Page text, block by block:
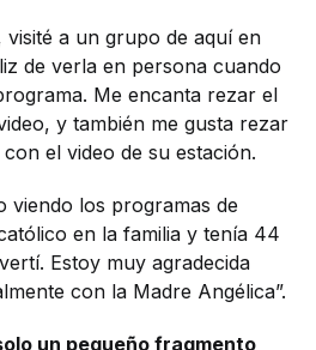
visité a un grupo de aquí en
de verla en persona cuando
Me encanta rezar el
y también me gusta rezar
el video de su estación.
viendo los programas de
en la familia y tenía 44
Estoy muy agradecida
con la Madre Angélica”.
un pequeño fragmento